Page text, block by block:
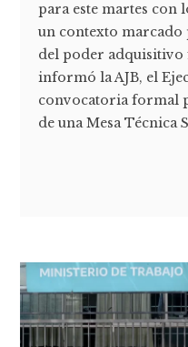
para este martes con
un contexto
del poder adquisitivo
informó la AJB, el
convocatoria formal
de una Mesa Técnica